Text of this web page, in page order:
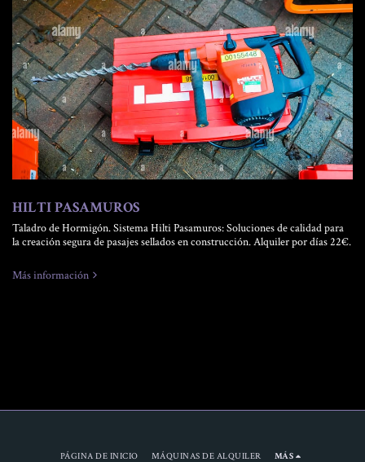
HILTI PASAMUROS
Taladro de Hormigón. Sistema Hilti Pasamuros: Soluciones de calidad para
la creación segura de pasajes sellados en construcción. Alquiler por días 22€.
Más información
PÁGINA DE INICIO MÁQUINAS DE ALQUILER MÁS